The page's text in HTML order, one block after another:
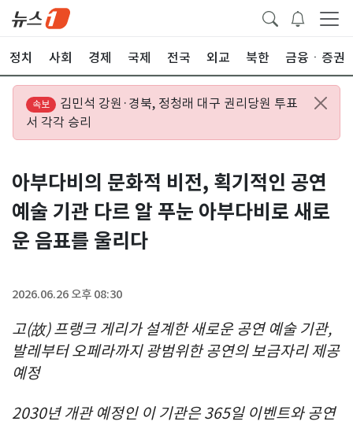
정치 사회 경제 국제 전국 외교 북한 금융ㆍ증권
속보
김민석 강원·경북, 정청래 대구 권리당원 투표
서 각각 승리
아부다비의 문화적 비전, 획기적인 공연
예술 기관 다르 알 푸눈 아부다비로 새로
운 음표를 울리다
2026.06.26 오후 08:30
고(故) 프랭크 게리가 설계한 새로운 공연 예술 기관,
발레부터 오페라까지 광범위한 공연의 보금자리 제공
예정
2030년 개관 예정인 이 기관은 365일 이벤트와 공연